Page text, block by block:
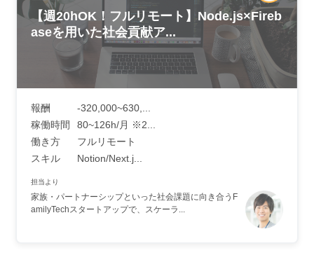
【週20hOK！フルリモート】Node.js×Fireb
aseを用いた社会貢献ア...
報酬
-320,000~630,...
稼働時間
80~126h/月 ※2...
働き方
フルリモート
スキル
Notion/Next.j...
担当より
家族・パートナーシップといった社会課題に向き合うF
amilyTechスタートアップで、スケーラ...